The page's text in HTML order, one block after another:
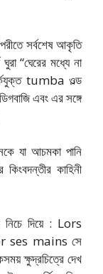
সর্বশেষ আকৃতি
“ঘেরের মধ্যে না
tumba ওল্ড
এবং এর সঙ্গে
যা আচমকা পানি
কাহিনী
নিচে দিয়ে : Lors
ses mains সে
ক্ষুদ্রচিত্রে দেখ